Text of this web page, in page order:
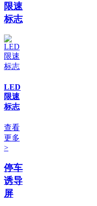
限速
标志
LED
限速
标志
查看
更多
>
停车
诱导
屏